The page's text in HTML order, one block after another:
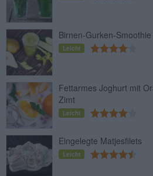
Birnen-Gurken-Smoothie
Leicht
Fettarmes Joghurt mit
Zimt
Leicht
Eingelegte Matjesfilets
Leicht